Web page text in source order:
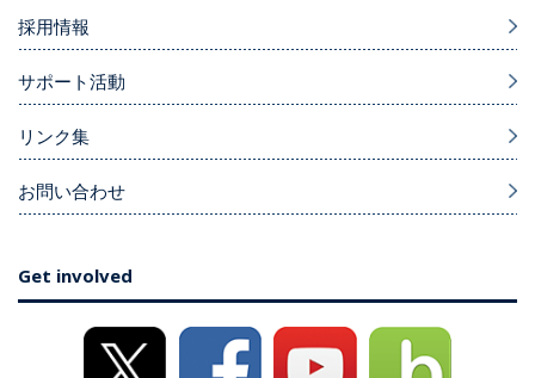
採用情報
サポート活動
リンク集
お問い合わせ
Get involved